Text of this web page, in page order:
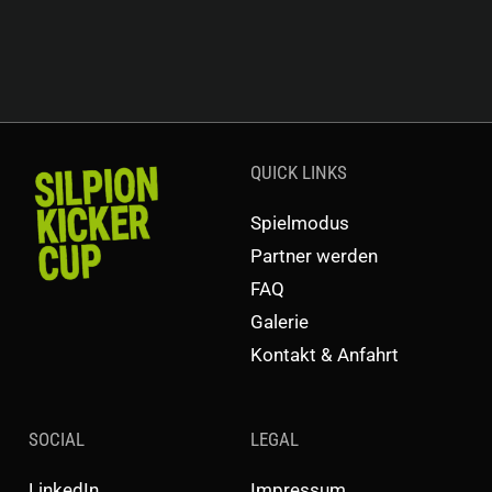
QUICK LINKS
Spielmodus
Partner werden
FAQ
Galerie
Kontakt & Anfahrt
SOCIAL LEGAL